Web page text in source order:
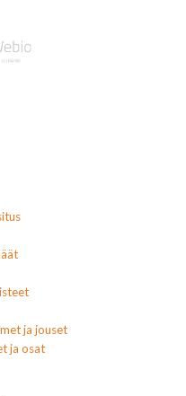
ja jouset
ja osat